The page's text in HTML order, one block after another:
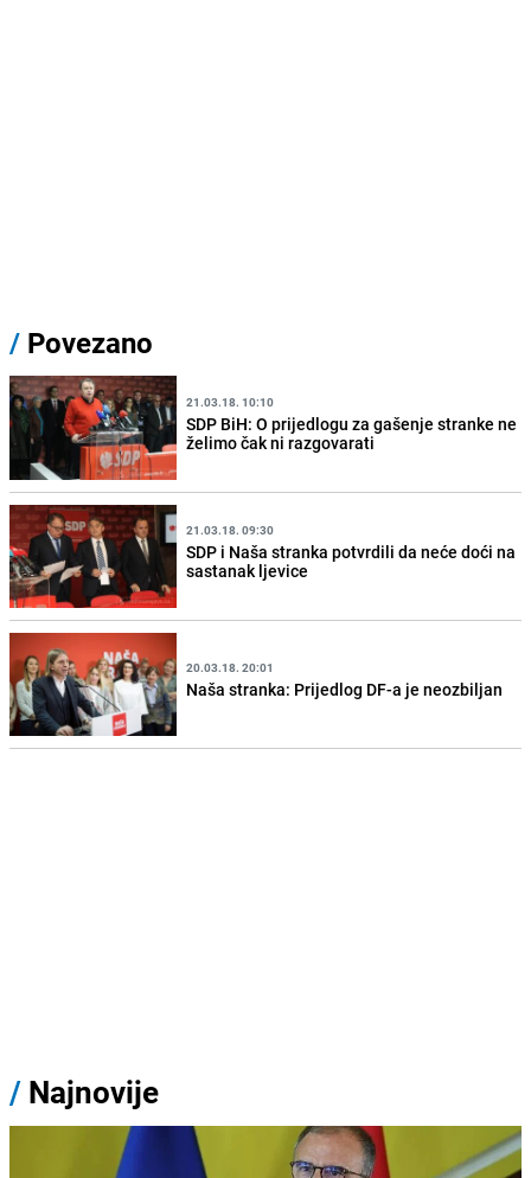
/ Povezano
21.03.18. 10:10
SDP BiH: O prijedlogu za gašenje stranke ne
želimo čak ni razgovarati
21.03.18. 09:30
SDP i Naša stranka potvrdili da neće doći na
sastanak ljevice
20.03.18. 20:01
Naša stranka: Prijedlog DF-a je neozbiljan
/ Najnovije